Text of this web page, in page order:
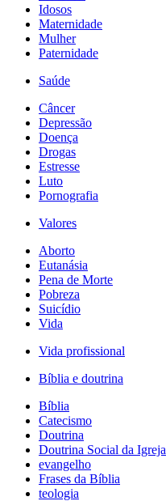
Idosos
Maternidade
Mulher
Paternidade
Saúde
Câncer
Depressão
Doença
Drogas
Estresse
Luto
Pornografia
Valores
Aborto
Eutanásia
Pena de Morte
Pobreza
Suicídio
Vida
Vida profissional
Bíblia e doutrina
Bíblia
Catecismo
Doutrina
Doutrina Social da Igreja
evangelho
Frases da Bíblia
teologia